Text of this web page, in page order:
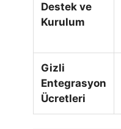
Destek ve
Kurulum
Gizli
Entegrasyon
Ücretleri